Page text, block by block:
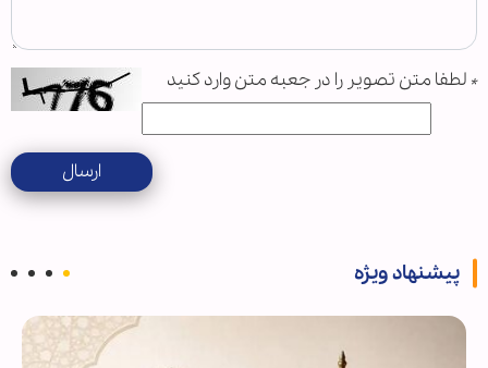
* لطفا متن تصویر را در جعبه متن وارد کنید
ارسال
پیشنهاد ویژه